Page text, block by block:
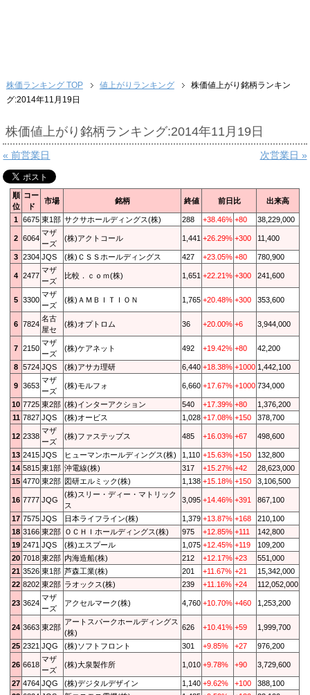
株価ランキング TOP 値上がりランキング
株価値上がり銘柄ランキン
グ:2014年11月19日
株価値上がり銘柄ランキング:2014年11月19日
« 前営業日 次営業日 »
順
位
コー
ド
市場 銘柄 終値 前日比 出来高
1 6675 東1部 サクサホールディングス(株) 288 +38.46% +80 38,229,000
2 6064
マザ
ーズ
(株)アクトコール 1,441 +26.29% +300 11,400
3 2304 JQS (株)ＣＳＳホールディングス 427 +23.05% +80 780,900
4 2477
マザ
ーズ
比較．ｃｏｍ(株) 1,651 +22.21% +300 241,600
5 3300
マザ
ーズ
(株)ＡＭＢＩＴＩＯＮ 1,765 +20.48% +300 353,600
6 7824
名古
屋セ
(株)オプトロム 36 +20.00% +6 3,944,000
7 2150
マザ
ーズ
(株)ケアネット 492 +19.42% +80 42,200
8 5724 JQS (株)アサカ理研 6,440 +18.38% +1000 1,442,100
9 3653
マザ
ーズ
(株)モルフォ 6,660 +17.67% +1000 734,000
10 7725 東2部 (株)インターアクション 540 +17.39% +80
1,376,200
11 7827 JQS (株)オービス 1,028 +17.08% +150 378,700
12 2338
マザ
ーズ
(株)ファステップス 485 +16.03% +67 498,600
13 2415 JQS ヒューマンホールディングス(株) 1,110 +15.63% +150
132,800
14 5815 東1部 沖電線(株) 317 +15.27% +42
28,623,000
15 4770 東2部 図研エルミック(株) 1,138 +15.18% +150 3,106,500
16 7777 JQG
(株)スリー・ディー・マトリック
ス
3,095 +14.46% +391 867,100
17 7575 JQS 日本ライフライン(株) 1,379 +13.87% +168
210,100
18 3166 東2部 ＯＣＨＩホールディングス(株) 975 +12.85% +111
142,800
19 2471 JQS (株)エスプール 1,075 +12.45% +119
109,200
20 7018 東2部 内海造船(株) 212 +12.17% +23
551,000
21 3526 東1部 芦森工業(株) 201 +11.67% +21
15,342,000
22 8202 東2部 ラオックス(株) 239 +11.16% +24 112,052,000
23 3624
マザ
ーズ
アクセルマーク(株) 4,760 +10.70% +460 1,253,200
24 3663 東2部
アートスパークホールディングス
(株)
626 +10.41% +59 1,999,700
25 2321 JQG (株)ソフトフロント 301 +9.85% +27 976,200
26 6618
マザ
ーズ
(株)大泉製作所 1,010 +9.78% +90 3,729,600
27 4764 JQG (株)デジタルデザイン 1,140 +9.62% +100
388,100